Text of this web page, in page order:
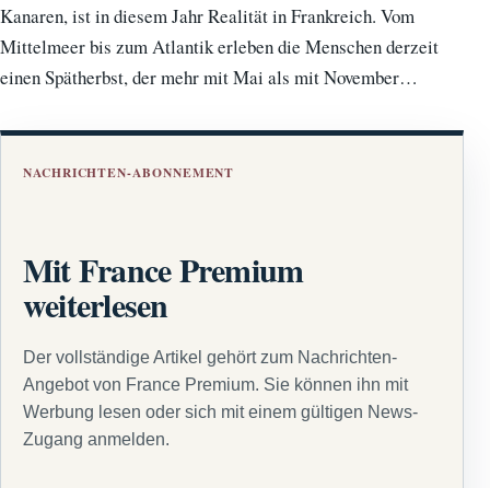
Kanaren, ist in diesem Jahr Realität in Frankreich. Vom
Mittelmeer bis zum Atlantik erleben die Menschen derzeit
einen Spätherbst, der mehr mit Mai als mit November…
NACHRICHTEN-ABONNEMENT
Mit France Premium
weiterlesen
Der vollständige Artikel gehört zum Nachrichten-
Angebot von France Premium. Sie können ihn mit
Werbung lesen oder sich mit einem gültigen News-
Zugang anmelden.